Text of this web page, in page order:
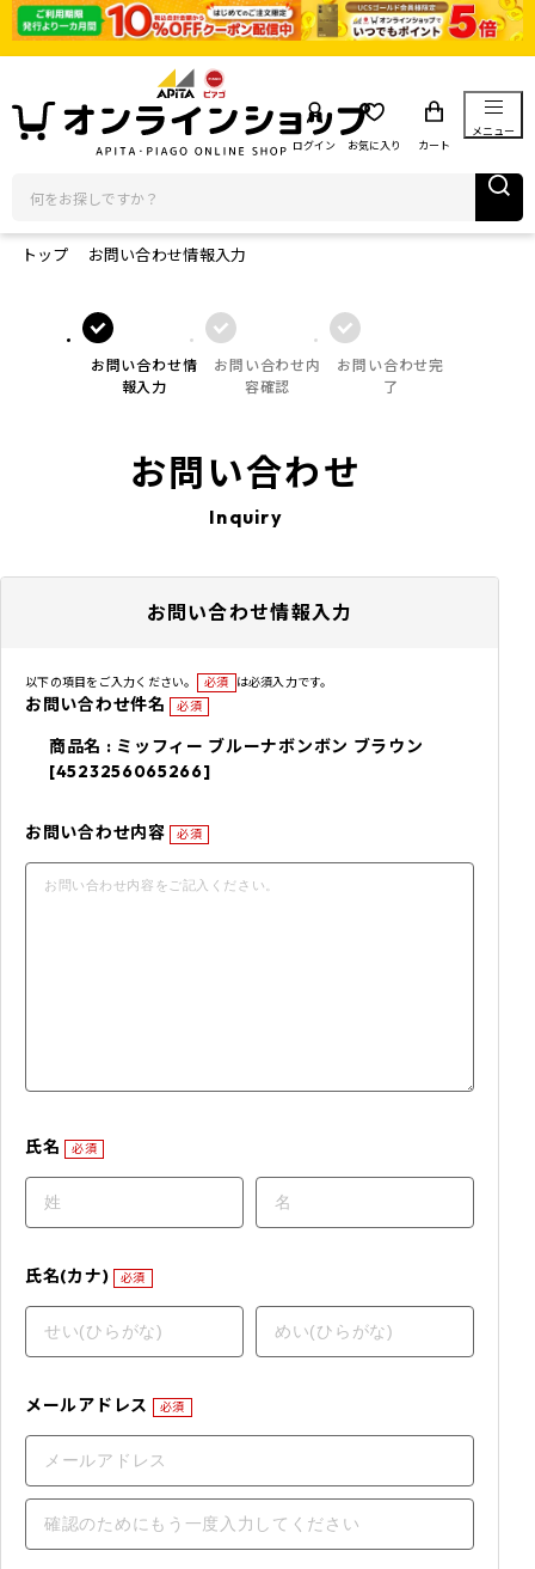
ログイン お気に入り カート
メニュー
トップ お問い合わせ情報入力
お問い合わせ情
報入力
お問い合わせ内
容確認
お問い合わせ完
了
お問い合わせ
Inquiry
お問い合わせ情報入力
以下の項目をご入力ください。 必須 は必須入力です。
お問い合わせ件名 必須
商品名 : ミッフィー ブルーナボンボン ブラウン
[4523256065266]
お問い合わせ内容 必須
氏名 必須
氏名(カナ) 必須
メールアドレス 必須